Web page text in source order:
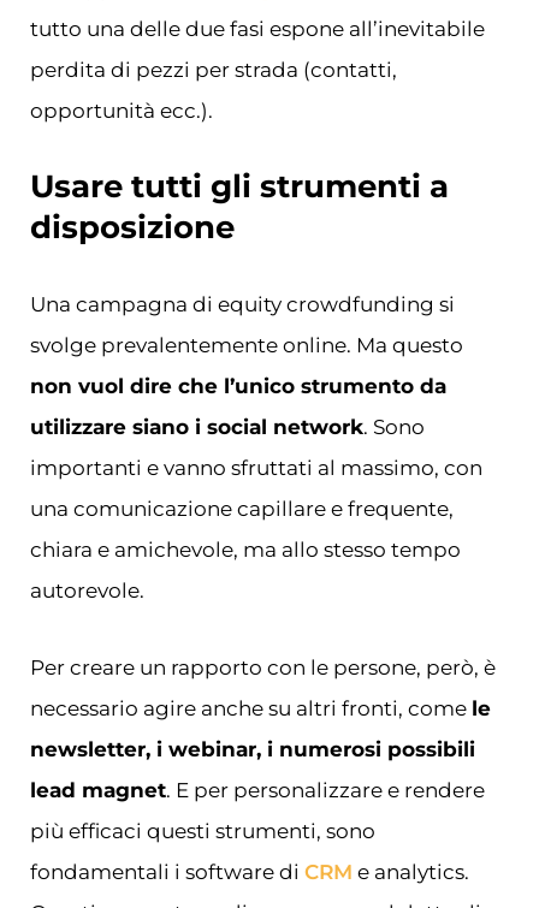
tutto una delle due fasi espone all’inevitabile
perdita di pezzi per strada (contatti,
opportunità ecc.).
Usare tutti gli strumenti a
disposizione
Una campagna di equity crowdfunding si
svolge prevalentemente online. Ma questo
non vuol dire che l’unico strumento da
utilizzare siano i social network. Sono
importanti e vanno sfruttati al massimo, con
una comunicazione capillare e frequente,
chiara e amichevole, ma allo stesso tempo
autorevole.
Per creare un rapporto con le persone, però, è
necessario agire anche su altri fronti, come le
newsletter, i webinar, i numerosi possibili
lead magnet. E per personalizzare e rendere
più efficaci questi strumenti, sono
fondamentali i software di CRM e analytics.